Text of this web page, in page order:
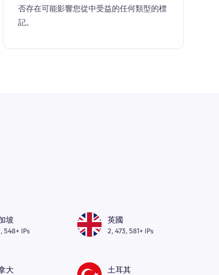
否存在可能影響您從中受益的任何類型的標
記。
坡
548+ IPs
英國
2, 473, 581+ IPs
大 土耳其